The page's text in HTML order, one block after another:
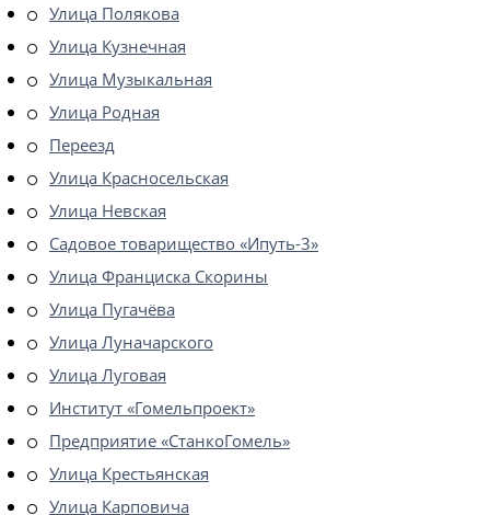
Улица Полякова
Улица Кузнечная
Улица Музыкальная
Улица Родная
Переезд
Улица Красносельская
Улица Невская
Садовое товарищество «Ипуть-3»
Улица Франциска Скорины
Улица Пугачёва
Улица Луначарского
Улица Луговая
Институт «Гомельпроект»
Предприятие «СтанкоГомель»
Улица Крестьянская
Улица Карповича